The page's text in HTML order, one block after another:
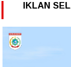
IKLAN